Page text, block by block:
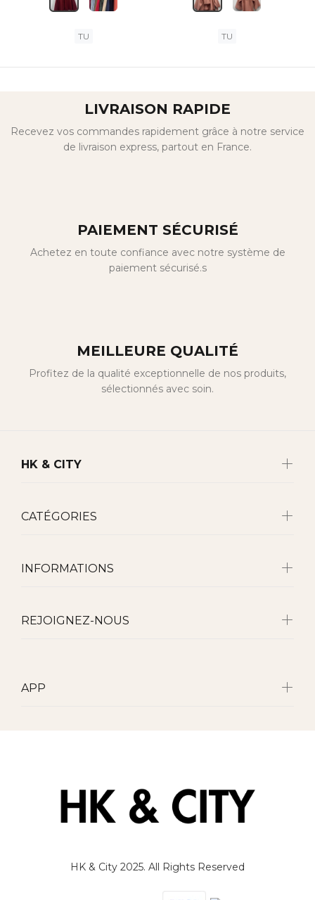
TU TU
LIVRAISON RAPIDE
Recevez vos commandes rapidement grâce à notre service
de livraison express, partout en France.
PAIEMENT SÉCURISÉ
Achetez en toute confiance avec notre système de
paiement sécurisé.s
MEILLEURE QUALITÉ
Profitez de la qualité exceptionnelle de nos produits,
sélectionnés avec soin.
HK & CITY
CATÉGORIES
INFORMATIONS
REJOIGNEZ-NOUS
APP
HK & City 2025. All Rights Reserved